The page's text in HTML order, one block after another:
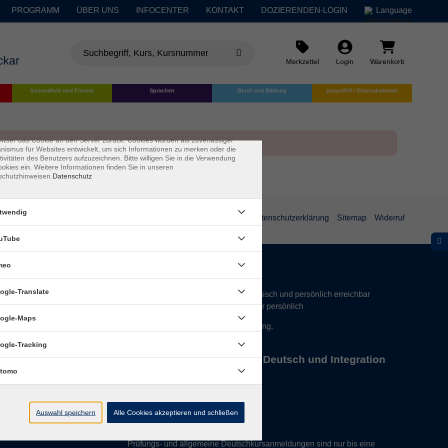
PROGRAMM ÜBER UNS INFOCENTER KONTAKT DOZIERENDEN-LOGIN Language
Merkzettel Login Warenkorb
Gesundheit und Fitness Sprachen Beruf und Bildung jungeVHS / Elternakademie
Datenschutzerklärung Sitemap Widerruf
Öffnungszeiten:
9–12.30 Uhr telefonisch und persönlich erreichbar
Mo–Do nachmittags:13.30–17 Uhr nur persönlich
Termine für Beratung nach Vereinbarung.
Öffnungszeiten des Büros Deutsch und Integration
Mi9-12 Uhr
Do & Frgeschlossen
Prüfungs- und allgemeine Deutschkursanmeldungen sind nur bis eine
sind kleine Datenmengen, die von einer Website gesendet und vom
das Cookie an den Server zurück. Cookies wurden als zuverlässiger
für Websites entwickelt, um sich Informationen zu merken oder die
des Benutzers aufzuzeichnen. Bitte willigen Sie in die Verwendung
ein. Weitere Informationen finden Sie in unseren
Datenschutz
×
Translate
Maps
Tracking
Auswahl speichern Alle Cookies akzeptieren und schließen